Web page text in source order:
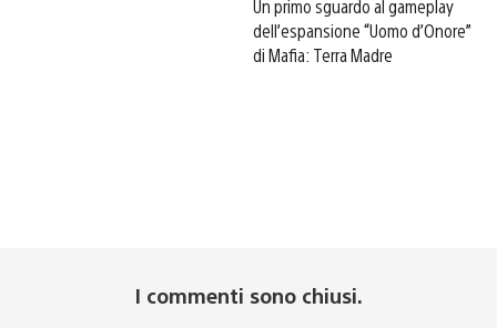
Un primo sguardo al gameplay
dell’espansione “Uomo d’Onore”
di Mafia: Terra Madre
I commenti sono chiusi.